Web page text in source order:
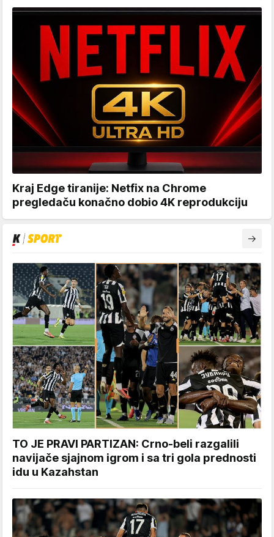
Kraj Edge tiranije: Netfix na Chrome
pregledaču konačno dobio 4K reprodukciju
TO JE PRAVI PARTIZAN: Crno-beli razgalili
navijače sjajnom igrom i sa tri gola prednosti
idu u Kazahstan